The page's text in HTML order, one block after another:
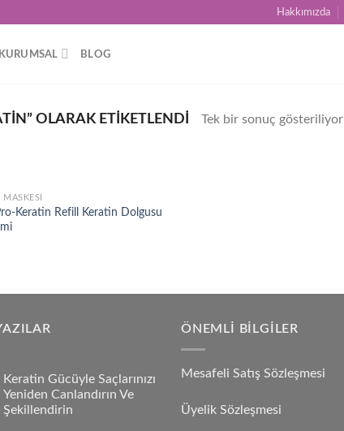
Hakkımızda
KURUMSAL BLOG
OLARAK ETIKETLENDI Tek bir sonuç gösteriliyor
Add to
wishlist
MASKESI
Keratin Refill Keratin Dolgusu
Keratin Gücüyle Saçlarınızı
Yeniden Canlandırın Ve
Şekillendirin
ÖNEMLI BILGILER
Mesafeli Satış Sözleşmesi
Üyelik Sözleşmesi